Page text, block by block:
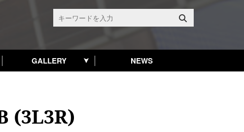
GALLERY NEWS
(3L3R)